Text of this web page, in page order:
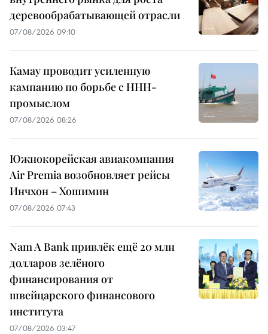
деревообрабатывающей отрасли
07/08/2026 09:10
Камау проводит усиленную
кампанию по борьбе с ННН-
промыслом
07/08/2026 08:26
Южнокорейская авиакомпания
Air Premia возобновляет рейсы
Инчхон – Хошимин
07/08/2026 07:43
Nam A Bank привлёк ещё 20 млн
долларов зелёного
финансирования от
швейцарского финансового
института
07/08/2026 03:47